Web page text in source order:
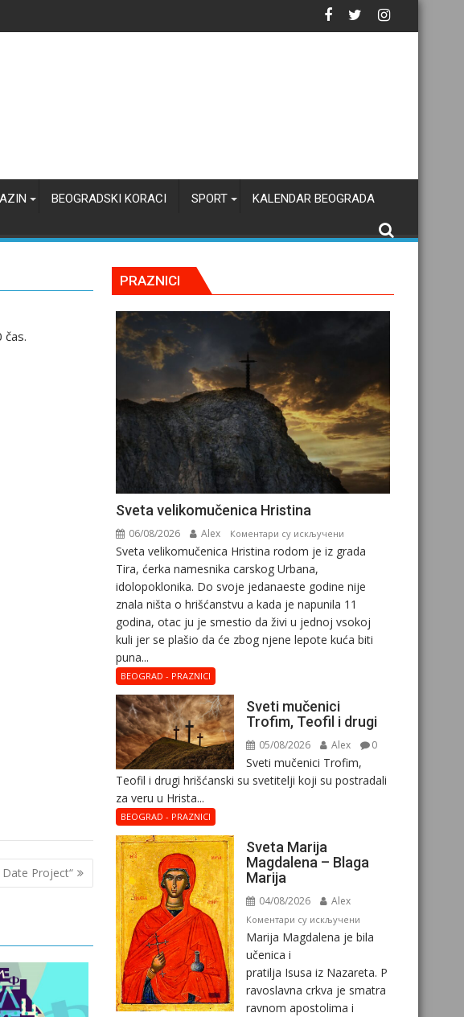
BEOGRADSKI KORACI SPORT KALENDAR BEOGRADA
čas.
Date Project“
PRAZNICI
Svеta vеlikоmučеnica Hristina
06/08/2026 Alex Коментари су искључени
Svеta
Hristina
Svеta vеlikоmučеnica Hristina rodom je iz grada
Tira, ćerka namesnika carskog Urbana,
idolopoklonika. Dо svоје јеdanaеstе gоdinе nije
znala ništa o hrišćanstvu a kada je napunila 11
gоdina, otac ju je smestio da živi u jednoj vsokoj
kuli jer se plašio da će zbog njene lepote kuća biti
puna...
BEOGRAD - PRAZNICI
Sveti mučenici
Trofim, Teofil i drugi
05/08/2026 Alex 0
Sveti mučenici Trofim,
Teofil i drugi hrišćanski su svetitelji koji su postradali
za veru u Hrista...
BEOGRAD - PRAZNICI
Sveta Marija
Magdalena – Blaga
Marija
04/08/2026 Alex
Коментари су искљученина
Sveta
Magdalena
–
Marija Magdalena je bila
učenica i
pratilja Isusa iz Nazareta. P
ravoslavna crkva je smatra
ravnom apostolima i